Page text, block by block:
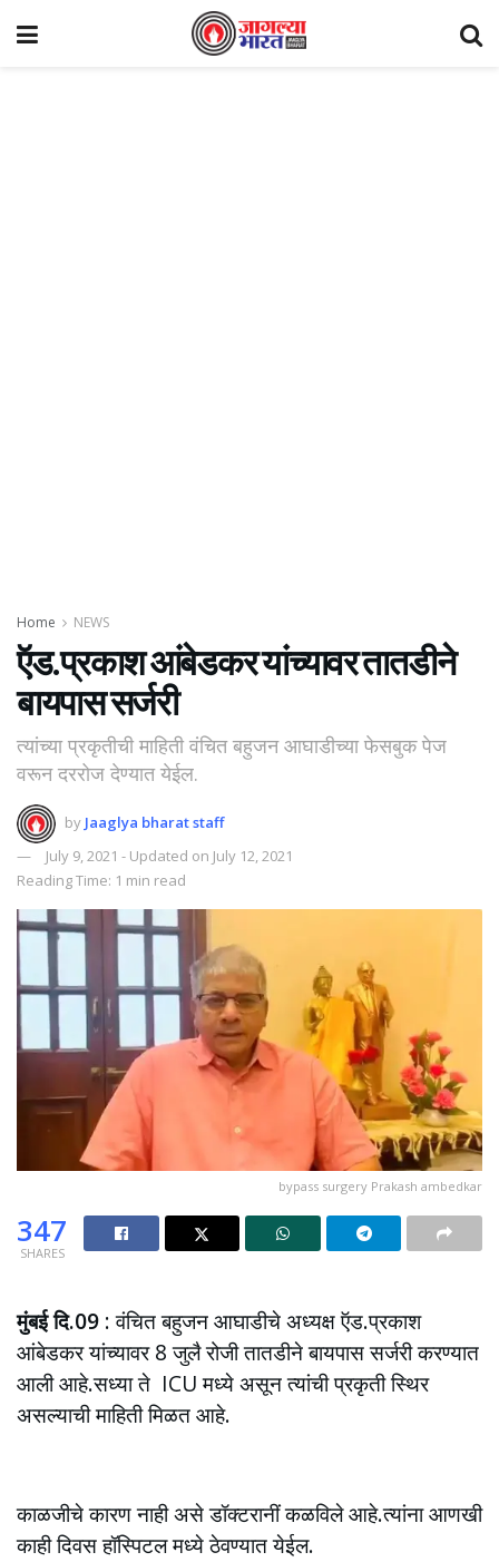
Home NEWS
ऍड.प्रकाश आंबेडकर यांच्यावर तातडीने
बायपास सर्जरी
त्यांच्या प्रकृतीची माहिती वंचित बहुजन आघाडीच्या फेसबुक पेज
वरून दररोज देण्यात येईल.
by Jaaglya bharat staff
July 9, 2021 - Updated on July 12, 2021
Reading Time: 1 min read
bypass surgery Prakash ambedkar
347
SHARES
मुंबई दि.09 : वंचित बहुजन आघाडीचे अध्यक्ष ऍड.प्रकाश
आंबेडकर यांच्यावर 8 जुलै रोजी तातडीने बायपास सर्जरी करण्यात
आली आहे.सध्या ते ICU मध्ये असून त्यांची प्रकृती स्थिर
असल्याची माहिती मिळत आहे.
काळजीचे कारण नाही असे डॉक्टरानीं कळविले आहे.त्यांना आणखी
काही दिवस हॉस्पिटल मध्ये ठेवण्यात येईल.